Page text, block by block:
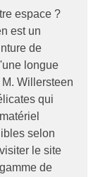
espace ?
est un
de
longue
Willersteen
qui
selon
le site
de